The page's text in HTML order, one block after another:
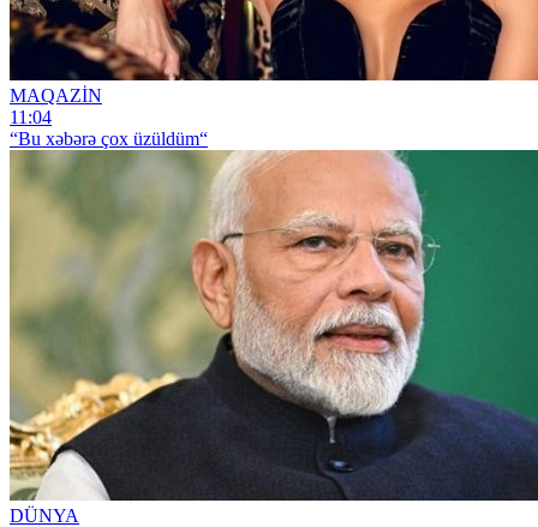
MAQAZİN
11:04
“Bu xəbərə çox üzüldüm“
DÜNYA